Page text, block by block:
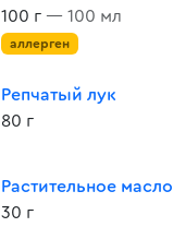
100 г — 100 мл
аллерген
Репчатый лук
80 г
Растительное масло
30 г